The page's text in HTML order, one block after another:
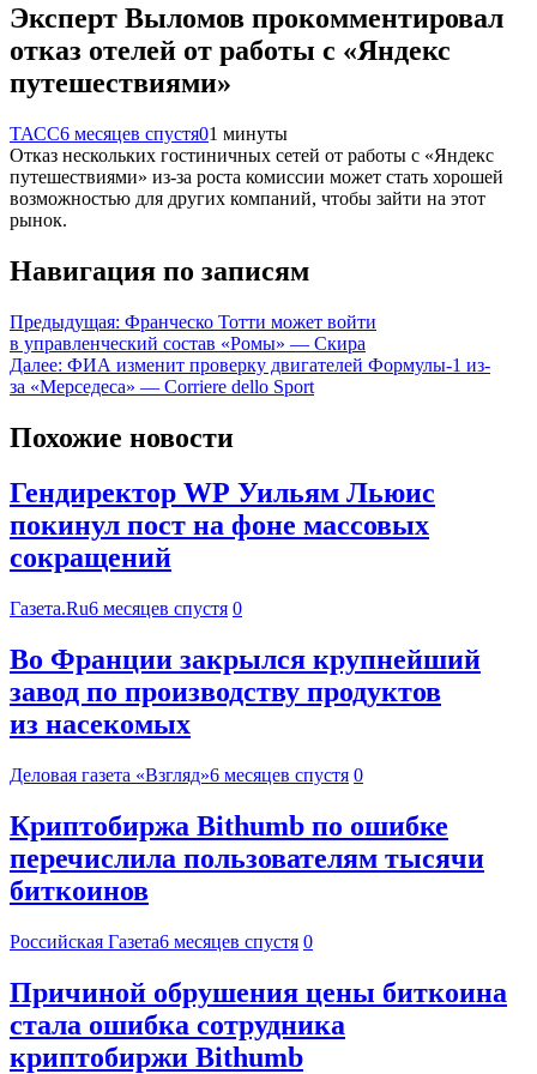
Эксперт Выломов прокомментировал
отказ отелей от работы с «Яндекс
путешествиями»
ТАСС6 месяцев спустя01 минуты
Отказ нескольких гостиничных сетей от работы с «Яндекс
путешествиями» из-за роста комиссии может стать хорошей
возможностью для других компаний, чтобы зайти на этот
рынок.
Навигация по записям
Предыдущая: Франческо Тотти может войти
в управленческий состав «Ромы» — Скира
Далее: ФИА изменит проверку двигателей Формулы-1 из-
за «Мерседеса» — Corriere dello Sport
Похожие новости
Гендиректор WP Уильям Льюис
покинул пост на фоне массовых
сокращений
Газета.Ru6 месяцев спустя 0
Во Франции закрылся крупнейший
завод по производству продуктов
из насекомых
Деловая газета «Взгляд»6 месяцев спустя 0
Криптобиржа Bithumb по ошибке
перечислила пользователям тысячи
биткоинов
Российская Газета6 месяцев спустя 0
Причиной обрушения цены биткоина
стала ошибка сотрудника
криптобиржи Bithumb